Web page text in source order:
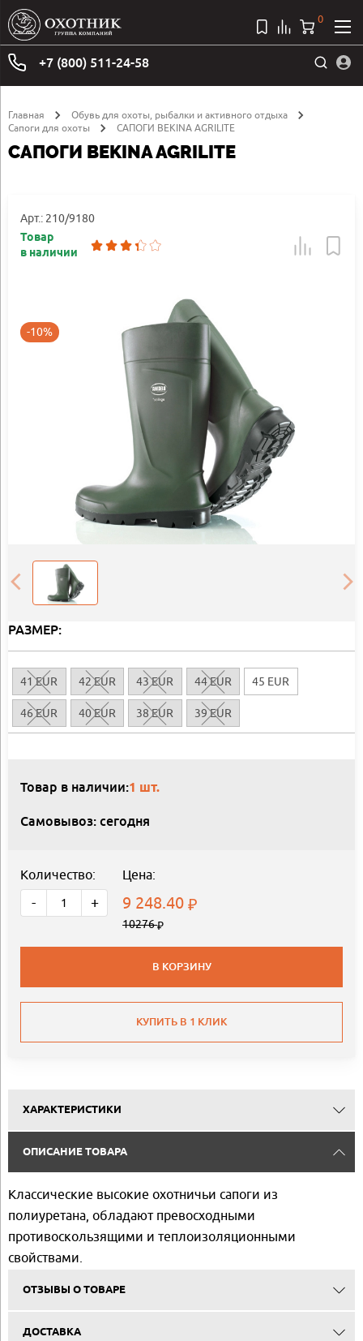
+7 (800) 511-24-58
0
Главная
Обувь для охоты, рыбалки и активного отдыха
Сапоги для охоты
САПОГИ BEKINA AGRILITE
САПОГИ BEKINA AGRILITE
Арт.: 210/9180
Товар
в наличии
-10%
РАЗМЕР:
41 EUR 42 EUR 43 EUR 44 EUR 45 EUR
46 EUR 40 EUR 38 EUR 39 EUR
Товар в наличии:1 шт.
Самовывоз: сегодня
Количество:
- +
Цена:
9 248.40
10276
В КОРЗИНУ
КУПИТЬ В 1 КЛИК
ХАРАКТЕРИСТИКИ
ОПИСАНИЕ ТОВАРА
Классические высокие охотничьи сапоги из
полиуретана, обладают превосходными
противоскользящими и теплоизоляционными
свойствами.
ОТЗЫВЫ О ТОВАРЕ
ДОСТАВКА